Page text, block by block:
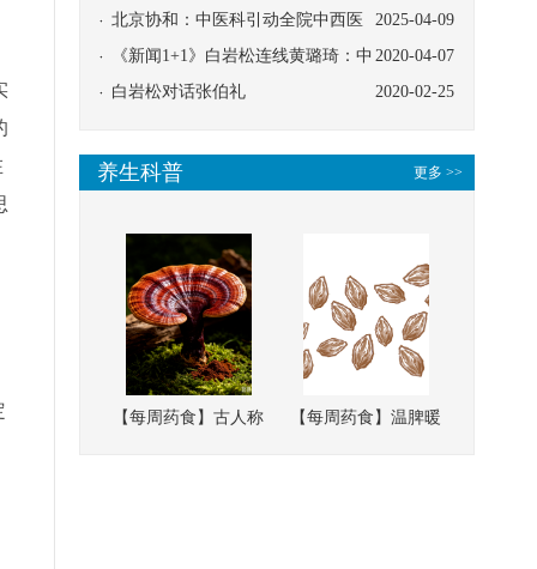
2025-04-09
北京协和：中医科引动全院中西医
协同
2020-04-07
《新闻1+1》白岩松连线黄璐琦：中
医救治的临床效果
2020-02-25
白岩松对话张伯礼
更多 >>
养生科普
【每周药食】古人称
【每周药食】温脾暖